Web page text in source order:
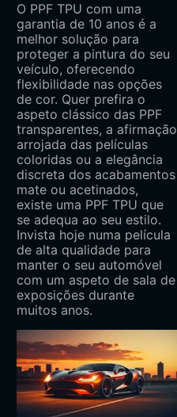
O PPF TPU com uma
garantia de 10 anos é a
melhor solução para
proteger a pintura do seu
veículo, oferecendo
flexibilidade nas opções
de cor. Quer prefira o
aspeto clássico das PPF
transparentes, a afirmação
arrojada das películas
coloridas ou a elegância
discreta dos acabamentos
mate ou acetinados,
existe uma PPF TPU que
se adequa ao seu estilo.
Invista hoje numa película
de alta qualidade para
manter o seu automóvel
com um aspeto de sala de
exposições durante
muitos anos.